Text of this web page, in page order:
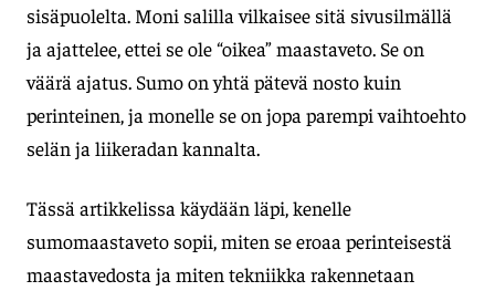
sisäpuolelta. Moni salilla vilkaisee sitä sivusilmällä
ja ajattelee, ettei se ole “oikea” maastaveto. Se on
väärä ajatus. Sumo on yhtä pätevä nosto kuin
perinteinen, ja monelle se on jopa parempi vaihtoehto
selän ja liikeradan kannalta.
Tässä artikkelissa käydään läpi, kenelle
sumomaastaveto sopii, miten se eroaa perinteisestä
maastavedosta ja miten tekniikka rakennetaan